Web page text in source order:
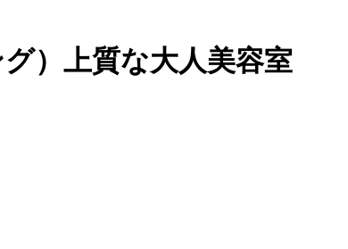
）上質な大人美容室